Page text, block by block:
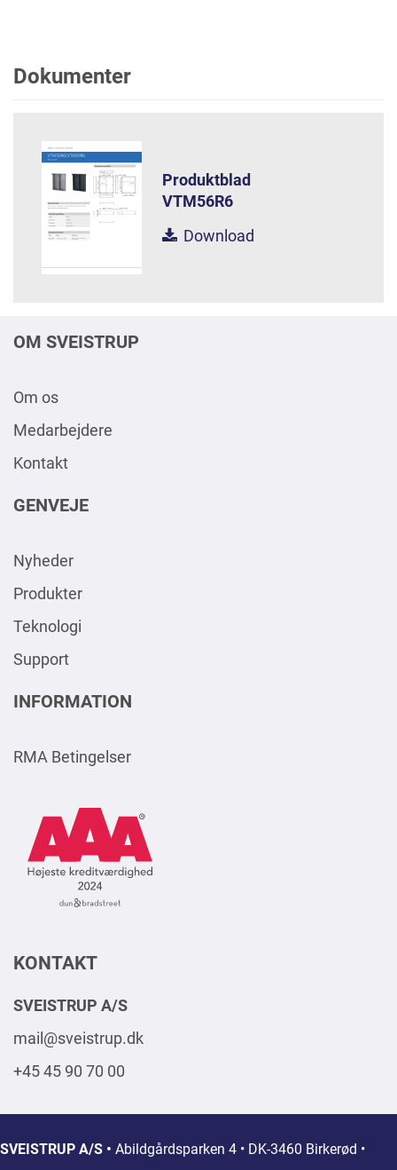
Dokumenter
Produktblad
VTM56R6
Download
OM SVEISTRUP
Om os
Medarbejdere
Kontakt
GENVEJE
Nyheder
Produkter
Teknologi
Support
INFORMATION
RMA Betingelser
KONTAKT
SVEISTRUP A/S
mail@sveistrup.dk
+45 45 90 70 00
SVEISTRUP A/S • Abildgårdsparken 4 • DK-3460 Birkerød •